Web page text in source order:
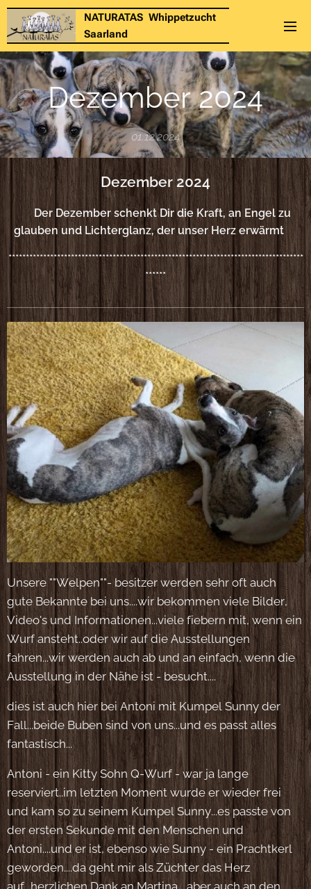
NATURATAS Whippetzucht
Saarland
Dezember 2024
01.12.2024
Dezember 2024
🎇Der Dezember schenkt Dir die Kraft, an Engel zu
glauben und Lichterglanz, der unser Herz erwärmt🎇
*************************************************************************************
******
Unsere ""Welpen""- besitzer werden sehr oft auch
gute Bekannte bei uns....wir bekommen viele Bilder,
Video's und Informationen...viele fiebern mit, wenn ein
Wurf ansteht..oder wir auf die Ausstellungen
fahren...wir werden auch ab und an einfach, wenn die
Ausstellung in der Nähe ist - besucht....
dies ist auch hier bei Antoni mit Kumpel Sunny der
Fall...beide Buben sind von uns...und es passt alles
fantastisch...
Antoni - ein Kitty Sohn Q-Wurf - war ja lange
reserviert..im letzten Moment wurde er wieder frei
und kam so zu seinem Kumpel Sunny...es passte von
der ersten Sekunde mit den Menschen und
Antoni....und er ist, ebenso wie Sunny - ein Prachtkerl
geworden....da geht mir als Züchter das Herz
auf...herzlichen Dank an Martina ...aber auch an den